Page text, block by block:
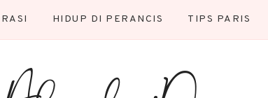
HIDUP DI PERANCIS TIPS PARIS